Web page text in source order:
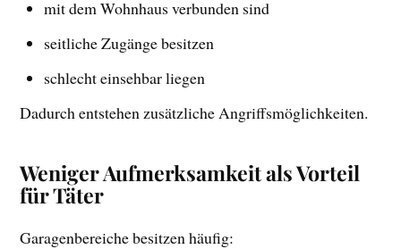
mit dem Wohnhaus verbunden sind
seitliche Zugänge besitzen
schlecht einsehbar liegen
Dadurch entstehen zusätzliche Angriffsmöglichkeiten.
Weniger Aufmerksamkeit als Vorteil
für Täter
Garagenbereiche besitzen häufig: